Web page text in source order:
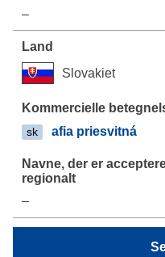
–
Slovakiet
sk afia priesvitná
–